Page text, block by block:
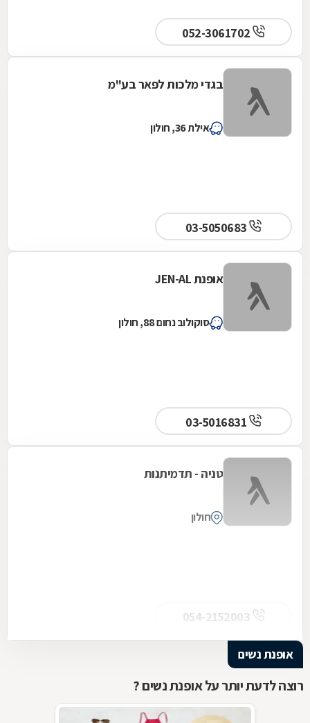
בגדי מלכות לפאר בע"מ
אילת 36, חולון
03-5050683
אופנת JEN-AL
סוקולוב נחום 88, חולון
טניה - תדמיתנות
חולון
אופנת נשים
רוצה לדעת יותר על אופנת נשים ?